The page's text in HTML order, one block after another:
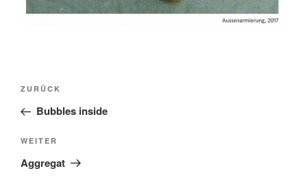
Beitragsnavigation
Vorheriger
Beitrag
ZURÜCK
Bubbles inside
Nächster
Beitrag
WEITER
Aggregat